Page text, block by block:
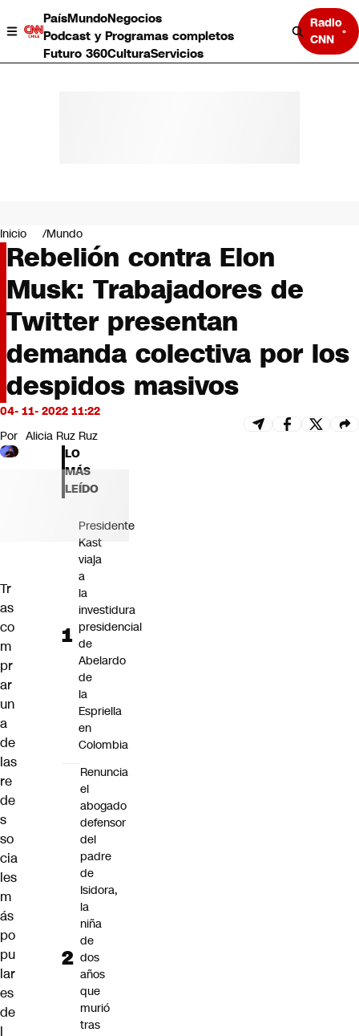
PaísMundoNegocios
Podcast y Programas completos
Futuro 360CulturaServicios
Radio
CNN
Negocios
Deportes
Programas completos
Cultura
Servicios
Bits
CNN tiempo
Futuro 360
Opinión
Inicio Mundo
Rebelión contra Elon
Musk: Trabajadores de
Twitter presentan
demanda colectiva por los
despidos masivos
04- 11- 2022 11:22
Por Alicia Ruz Ruz
Tr
as
co
m
pr
ar
un
a
de
las
re
de
s
so
cia
les
m
ás
po
pu
lar
es
de
l
LO
MÁS
LEÍDO
Presidente
Kast
viaja
a
la
investidura
presidencial
de
Abelardo
de
la
Espriella
en
Colombia
Renuncia
el
abogado
defensor
del
padre
de
Isidora,
la
niña
de
dos
años
que
murió
tras